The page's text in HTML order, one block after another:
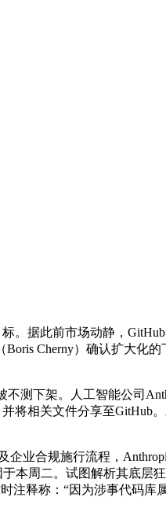
据此前市场动静，
Cherny）确认扩大化
测下架。人工智能公司
将相关文件分享至GitHub
业合规施行流程，
本周二。试图解析其底层
注释称：“因为涉事代码库